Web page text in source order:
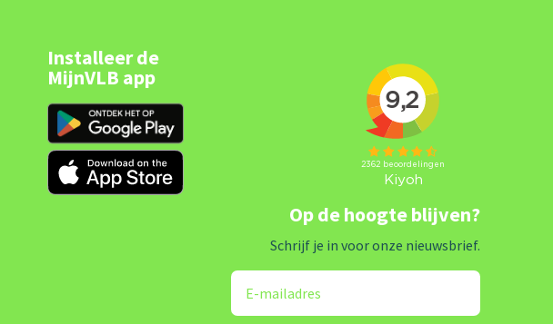
Installeer de
MijnVLB app
Op de hoogte blijven?
Schrijf je in voor onze nieuwsbrief.